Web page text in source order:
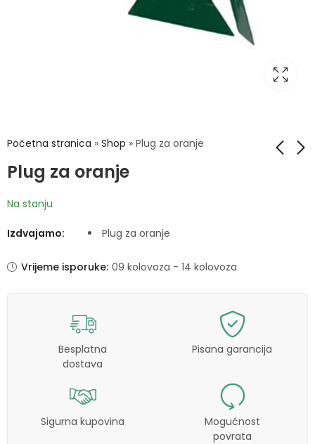
Početna stranica » Shop » Plug za oranje
Plug za oranje
Na stanju
Izdvajamo: Plug za oranje
Vrijeme isporuke: 09 kolovoza - 14 kolovoza
Besplatna
dostava
Pisana garancija
Sigurna kupovina
Mogućnost
povrata